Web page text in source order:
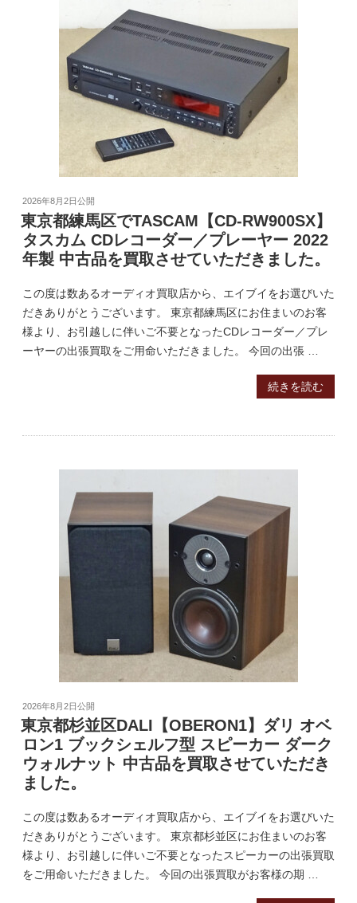
2026年8月2日公開
東京都練馬区でTASCAM【CD-RW900SX】
タスカム CDレコーダー／プレーヤー 2022
年製 中古品を買取させていただきました。
この度は数あるオーディオ買取店から、エイブイをお選びいた
だきありがとうございます。 東京都練馬区にお住まいのお客
様より、お引越しに伴いご不要となったCDレコーダー／プレ
ーヤーの出張買取をご用命いただきました。 今回の出張 …
続きを読む
2026年8月2日公開
東京都杉並区DALI【OBERON1】ダリ オベ
ロン1 ブックシェルフ型 スピーカー ダーク
ウォルナット 中古品を買取させていただき
ました。
この度は数あるオーディオ買取店から、エイブイをお選びいた
だきありがとうございます。 東京都杉並区にお住まいのお客
様より、お引越しに伴いご不要となったスピーカーの出張買取
をご用命いただきました。 今回の出張買取がお客様の期 …